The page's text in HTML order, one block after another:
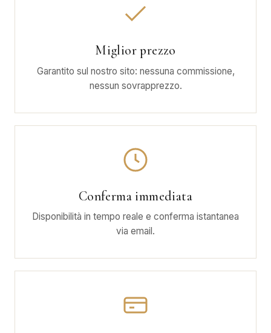
Miglior prezzo
Garantito sul nostro sito: nessuna commissione,
nessun sovrapprezzo.
Conferma immediata
Disponibilità in tempo reale e conferma istantanea
via email.